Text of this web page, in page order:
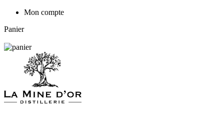
Mon compte
Panier